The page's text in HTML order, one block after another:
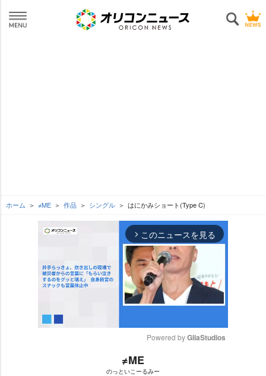
ホーム ≠ME 作品 シングル はにかみショート(Type C)
arrow_forward_ios このニュースを見る
Powered by GliaStudios
≠ME
のっといこーるみー